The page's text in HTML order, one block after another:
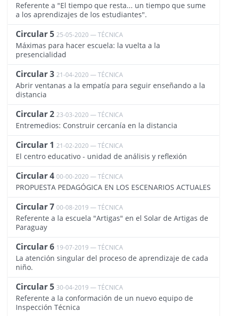
Referente a "El tiempo que resta... un tiempo que sume
a los aprendizajes de los estudiantes".
Circular 5 25-05-2020 — TÉCNICA
Máximas para hacer escuela: la vuelta a la
presencialidad
Circular 3 21-04-2020 — TÉCNICA
Abrir ventanas a la empatía para seguir enseñando a la
distancia
Circular 2 23-03-2020 — TÉCNICA
Entremedios: Construir cercanía en la distancia
Circular 1 21-02-2020 — TÉCNICA
El centro educativo - unidad de análisis y reflexión
Circular 4 00-00-2020 — TÉCNICA
PROPUESTA PEDAGÓGICA EN LOS ESCENARIOS ACTUALES
Circular 7 00-08-2019 — TÉCNICA
Referente a la escuela "Artigas" en el Solar de Artigas de
Paraguay
Circular 6 19-07-2019 — TÉCNICA
La atención singular del proceso de aprendizaje de cada
niño.
Circular 5 30-04-2019 — TÉCNICA
Referente a la conformación de un nuevo equipo de
Inspección Técnica